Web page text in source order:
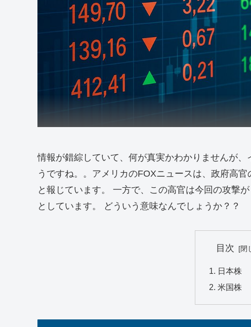
情報が錯綜していて、何が真実かわかりませんが
うですね。。アメリカのFOXニュースは、政府高
と報じています。 一方で、この高官は今回の攻撃
としています。 どういう意味なんでしょうか？？
目次
日本株
米国株